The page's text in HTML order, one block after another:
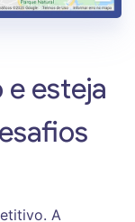
e esteja
A